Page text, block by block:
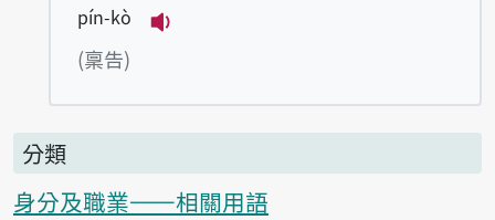
pín-kò
(稟告)
分類
身分及職業——相關用語